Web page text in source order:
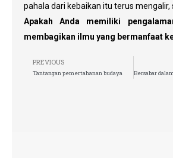
pahala dari kebaikan itu terus mengalir,
Apakah Anda memiliki
membagikan ilmu yang bermanfaat
PREVIOUS
Tantangan pemertahanan budaya